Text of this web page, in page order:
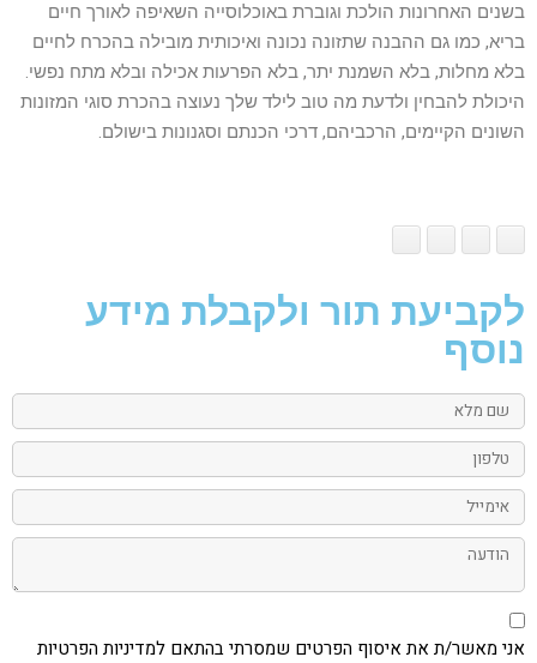
לקביעת תור ולקבלת מידע
נוסף
שם
מלא
טלפון
אימייל
הודעה
אני
מאשר/ת
את
אני מאשר/ת את איסוף הפרטים שמסרתי בהתאם למדיניות הפרטיות
בשנים האחרונות הולכת וגוברת באוכלוסייה השאיפה לאורך חיים
בריא, כמו גם ההבנה שתזונה נכונה ואיכותית מובילה בהכרח לחיים
בלא מחלות, בלא השמנת יתר, בלא הפרעות אכילה ובלא מתח נפשי.
היכולת להבחין ולדעת מה טוב לילד שלך נעוצה בהכרת סוגי המזונות
השונים הקיימים, הרכביהם, דרכי הכנתם וסגנונות בישולם.